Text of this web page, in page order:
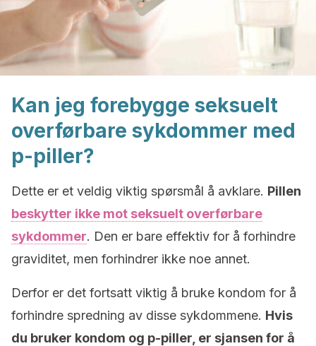
Kan jeg forebygge seksuelt
overførbare sykdommer med
p-piller?
Dette er et veldig viktig spørsmål å avklare. Pillen
beskytter ikke mot seksuelt overførbare
sykdommer. Den er bare effektiv for å forhindre
graviditet, men forhindrer ikke noe annet.
Derfor er det fortsatt viktig å bruke kondom for å
forhindre spredning av disse sykdommene. Hvis
du bruker kondom og p-piller, er sjansen for å